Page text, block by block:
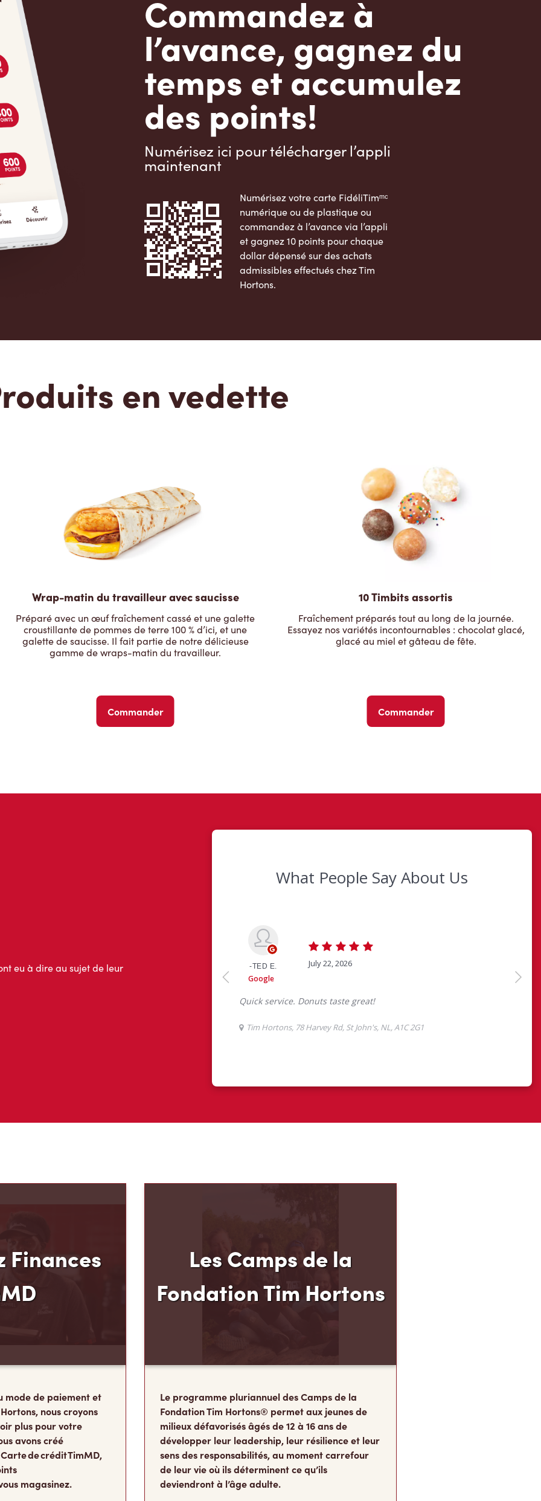
Commandez à
l’avance, gagnez du
temps et accumulez
des points!
Numérisez ici pour télécharger l’appli
maintenant
Numérisez votre carte FidéliTimᵐᶜ
numérique ou de plastique ou
commandez à l’avance via l’appli
et gagnez 10 points pour chaque
dollar dépensé sur des achats
admissibles effectués chez Tim
Hortons.
en vedette
Wrap-matin du travailleur avec saucisse
Préparé avec un œuf fraîchement cassé et une galette
croustillante de pommes de terre 100 % d’ici, et une
galette de saucisse. Il fait partie de notre délicieuse
gamme de wraps-matin du travailleur.
Commander
10 Timbits assortis
Fraîchement préparés tout au long de la journée.
Essayez nos variétés incontournables : chocolat glacé,
glacé au miel et gâteau de fête.
Commander
Finances
Les Camps de la
Fondation Tim Hortons